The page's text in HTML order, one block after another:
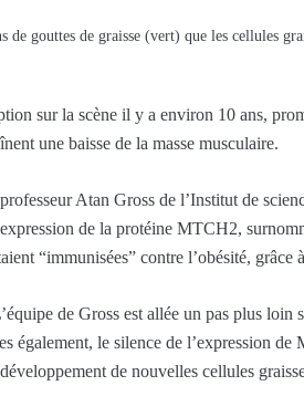
de gouttes de graisse (vert) que les cellules
sur la scène il y a environ 10 ans,
une baisse de la masse musculaire.
Atan Gross de l’Institut de
de la protéine MTCH2,
“immunisées” contre l’obésité, grâce
de Gross est allée un pas plus loin
également, le silence de l’expression de
de nouvelles cellules